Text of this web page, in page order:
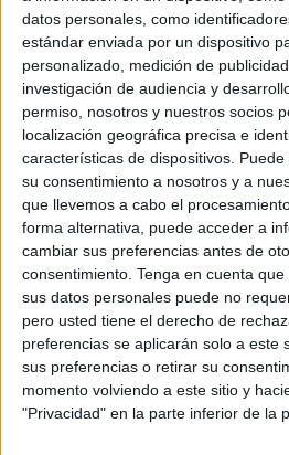
datos personales, como
estándar enviada por un dispositivo
personalizado, medición de
investigación de audiencia y
permiso, nosotros y nuestros socios
localización geográfica precisa e
características de dispositivos.
su consentimiento a nosotros y a
que llevemos a cabo el
forma alternativa, puede acceder a
cambiar sus preferencias antes de
consentimiento. Tenga en cuenta
sus datos personales puede no
pero usted tiene el derecho de
preferencias se aplicarán solo a este
sus preferencias o retirar su
momento volviendo a este sitio y
"Privacidad" en la parte inferior de la
conflictivos...”, rememora Oliva.
sus primeras intervenciones”, la
Policía Nacional en la barriada
uno de sus funcionarios sufriera
vio por primera vez a efectivos de
negro, como ‘los beltzas’ de la
escudos que casi no sabían usar.
hoy enseñan a compañeros de
Imparable,la de la UIR es una
evolución de adaptación,
primeros furgones eran blancos y
pintaran de negro porque de
ejemplifica Oliva la adaptación,
“constante” de la unidad, que
“recelos” en otras Fuerzas de